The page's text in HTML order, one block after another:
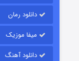
دانلود رمان
میفا موزیک
دانلود آهنگ